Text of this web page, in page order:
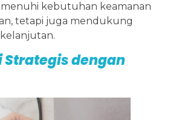
kebutuhan keamanan
tetapi juga mendukung
Strategis dengan